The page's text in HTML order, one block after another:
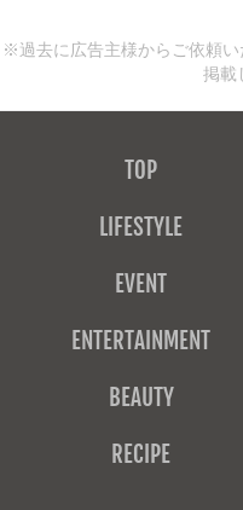
※過去に広告主様からご依頼
掲載
TOP
LIFESTYLE
EVENT
ENTERTAINMENT
BEAUTY
RECIPE